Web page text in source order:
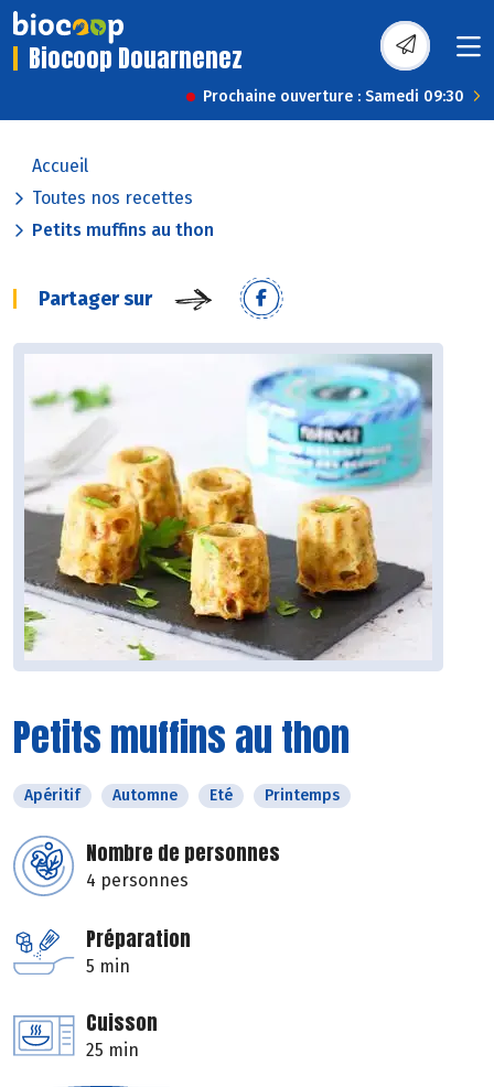
Biocoop Douarnenez
Prochaine ouverture : Samedi 09:30
Accueil
Toutes nos recettes
Petits muffins au thon
Partager sur
Petits muffins au thon
Apéritif Automne Eté Printemps
Nombre de personnes
4 personnes
Préparation
5 min
Cuisson
25 min